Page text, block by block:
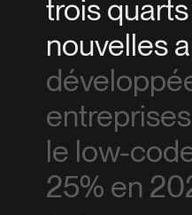
trois
nouvelles
le low-
25% en